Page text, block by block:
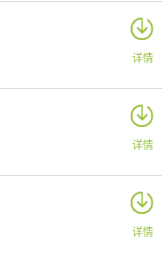
详情
详情
详情